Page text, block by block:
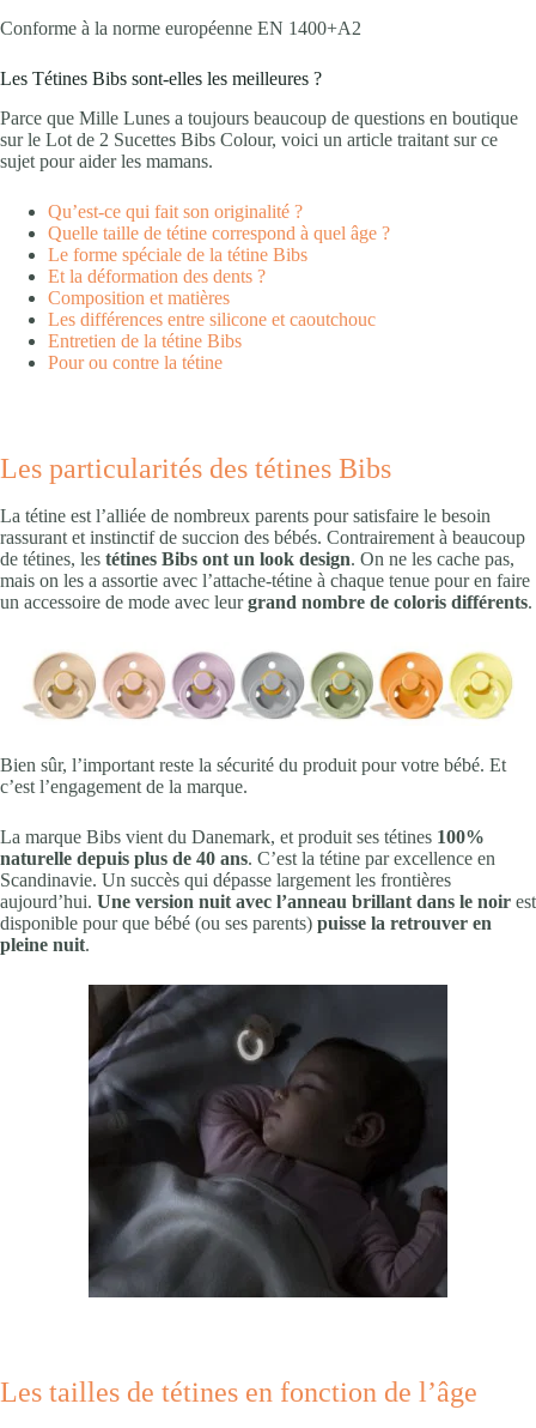
Conforme à la norme européenne EN 1400+A2
Les Tétines Bibs sont-elles les meilleures ?
Parce que Mille Lunes a toujours beaucoup de questions en boutique
sur le Lot de 2 Sucettes Bibs Colour, voici un article traitant sur ce
sujet pour aider les mamans.
Qu’est-ce qui fait son originalité ?
Quelle taille de tétine correspond à quel âge ?
Le forme spéciale de la tétine Bibs
Et la déformation des dents ?
Composition et matières
Les différences entre silicone et caoutchouc
Entretien de la tétine Bibs
Pour ou contre la tétine
Les particularités des tétines Bibs
La tétine est l’alliée de nombreux parents pour satisfaire le besoin
rassurant et instinctif de succion des bébés. Contrairement à beaucoup
de tétines, les tétines Bibs ont un look design. On ne les cache pas,
mais on les a assortie avec l’attache-tétine à chaque tenue pour en faire
un accessoire de mode avec leurgrand nombre de coloris différents.
Bien sûr, l’important reste la sécurité du produit pour votre bébé. Et
c’est l’engagement de la marque.
La marque Bibs vient du Danemark, et produit ses tétines 100%
naturelle depuis plus de 40 ans. C’est la tétine par excellence en
Scandinavie. Un succès qui dépasse largement les frontières
aujourd’hui. Une version nuit avec l’anneau brillant dans le noir est
disponible pour que bébé (ou ses parents) puisse la retrouver en
pleine nuit.
Les tailles de tétines en fonction de l’âge